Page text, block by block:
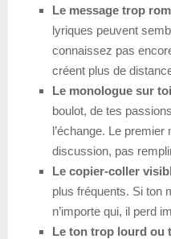
Le message trop
lyriques peuvent
connaissez pas
créent plus de
Le monologue sur
boulot, de tes
l’échange. Le
discussion, pas
Le copier-coller
plus fréquents. Si ton
n’importe qui, il perd
Le ton trop lourd ou